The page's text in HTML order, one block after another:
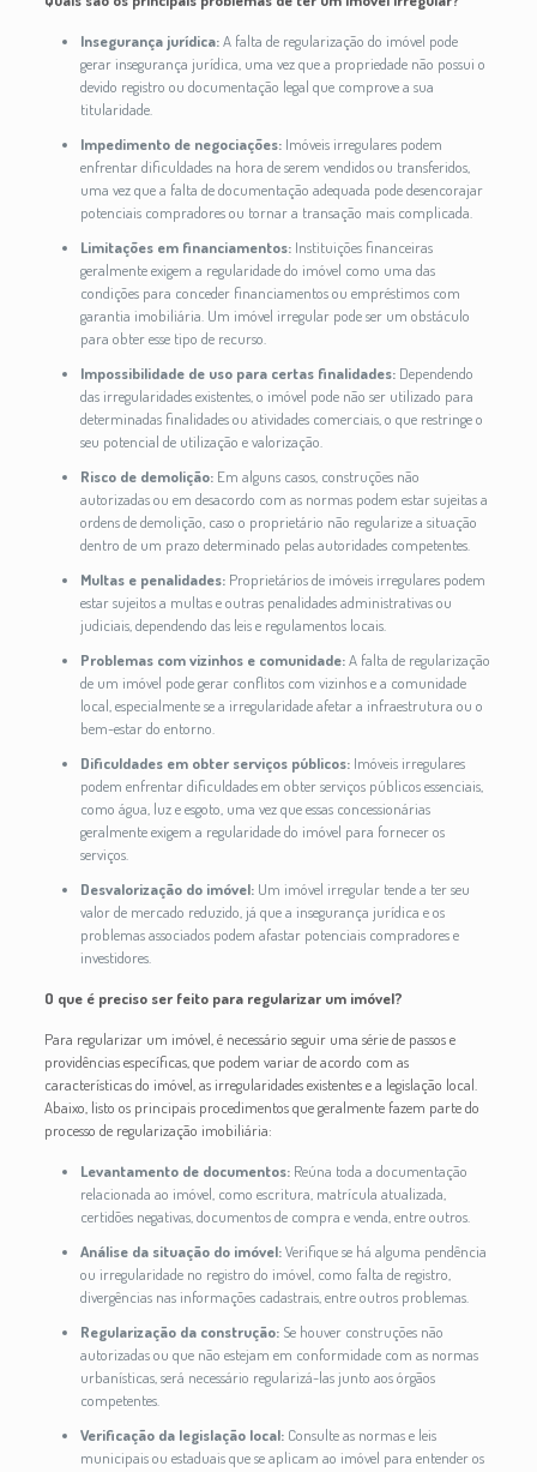
Insegurança jurídica:A falta de regularização do imóvel pode
gerar insegurança jurídica, uma vez que a propriedade não possui o
devido registro ou documentação legal que comprove a sua
titularidade.
Impedimento de negociações: Imóveis irregulares podem
enfrentar dificuldades na hora de serem vendidos ou transferidos,
uma vez que a falta de documentação adequada pode desencorajar
potenciais compradores ou tornar a transação mais complicada.
Limitações em financiamentos: Instituições financeiras
geralmente exigem a regularidade do imóvel como uma das
condições para conceder financiamentos ou empréstimos com
garantia imobiliária. Um imóvel irregular pode ser um obstáculo
para obter esse tipo de recurso.
Impossibilidade de uso para certas finalidades: Dependendo
das irregularidades existentes, o imóvel pode não ser utilizado para
determinadas finalidades ou atividades comerciais, o que restringe o
seu potencial de utilização e valorização.
Risco de demolição: Em alguns casos, construções não
autorizadas ou em desacordo com as normas podem estar sujeitas a
ordens de demolição, caso o proprietário não regularize a situação
dentro de um prazo determinado pelas autoridades competentes.
Multas e penalidades: Proprietários de imóveis irregulares podem
estar sujeitos a multas e outras penalidades administrativas ou
judiciais, dependendo das leis e regulamentos locais.
Problemas com vizinhos e comunidade:A falta de regularização
de um imóvel pode gerar conflitos com vizinhos e a comunidade
local, especialmente se a irregularidade afetar a infraestrutura ou o
bem-estar do entorno.
Dificuldades em obter serviços públicos: Imóveis irregulares
podem enfrentar dificuldades em obter serviços públicos essenciais,
como água, luz e esgoto, uma vez que essas concessionárias
geralmente exigem a regularidade do imóvel para fornecer os
serviços.
Desvalorização do imóvel: Um imóvel irregular tende a ter seu
valor de mercado reduzido, já que a insegurança jurídica e os
problemas associados podem afastar potenciais compradores e
investidores.
O que é preciso ser feito para regularizar um imóvel?
Para regularizar um imóvel, é necessário seguir uma série de passos e
providências específicas, que podem variar de acordo com as
características do imóvel, as irregularidades existentes e a legislação local.
Abaixo, listo os principais procedimentos que geralmente fazem parte do
processo de regularização imobiliária:
Levantamento de documentos: Reúna toda a documentação
relacionada ao imóvel, como escritura, matrícula atualizada,
certidões negativas, documentos de compra e venda, entre outros.
Análise da situação do imóvel:Verifique se há alguma pendência
ou irregularidade no registro do imóvel, como falta de registro,
divergências nas informações cadastrais, entre outros problemas.
Regularização da construção: Se houver construções não
autorizadas ou que não estejam em conformidade com as normas
urbanísticas, será necessário regularizá-las junto aos órgãos
competentes.
Verificação da legislação local: Consulte as normas e leis
municipais ou estaduais que se aplicam ao imóvel para entender os